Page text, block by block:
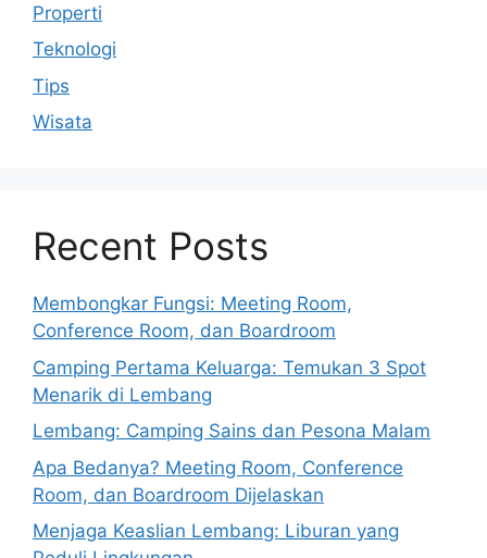
Properti
Teknologi
Tips
Wisata
Recent Posts
Membongkar Fungsi: Meeting Room,
Conference Room, dan Boardroom
Camping Pertama Keluarga: Temukan 3 Spot
Menarik di Lembang
Lembang: Camping Sains dan Pesona Malam
Apa Bedanya? Meeting Room, Conference
Room, dan Boardroom Dijelaskan
Menjaga Keaslian Lembang: Liburan yang